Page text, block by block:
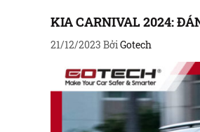
KIA CARNIVAL 2024:
21/12/2023 Bởi Gotech